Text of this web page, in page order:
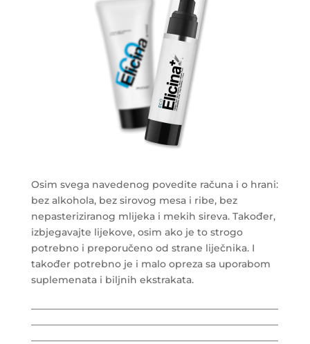
Osim svega navedenog povedite računa i o hrani:
bez alkohola, bez sirovog mesa i ribe, bez
nepasteriziranog mlijeka i mekih sireva. Također,
izbjegavajte lijekove, osim ako je to strogo
potrebno i preporučeno od strane liječnika. I
također potrebno je i malo opreza sa uporabom
suplemenata i biljnih ekstrakata.